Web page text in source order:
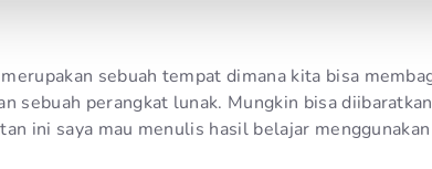
sebuah tempat dimana kita bisa
sebuah perangkat lunak. Mungkin bisa
ini saya mau menulis hasil belajar